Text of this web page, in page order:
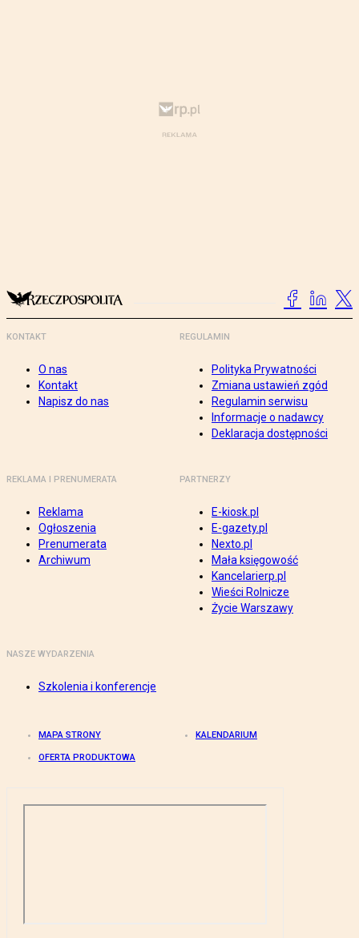
KONTAKT
O nas
Kontakt
Napisz do nas
REGULAMIN
Polityka Prywatności
Zmiana ustawień zgód
Regulamin serwisu
Informacje o nadawcy
Deklaracja dostępności
REKLAMA I PRENUMERATA
Reklama
Ogłoszenia
Prenumerata
Archiwum
PARTNERZY
E-kiosk.pl
E-gazety.pl
Nexto.pl
Mała księgowość
Kancelarierp.pl
Wieści Rolnicze
Życie Warszawy
NASZE WYDARZENIA
Szkolenia i konferencje
MAPA STRONY KALENDARIUM
OFERTA PRODUKTOWA